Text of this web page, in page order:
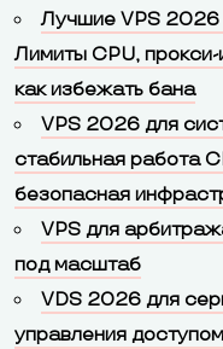
Лучшие VPS 2026
Лимиты CPU,
как избежать бана
VPS 2026 для
стабильная работа
безопасная
VPS для
под масштаб
VDS 2026 для
управления